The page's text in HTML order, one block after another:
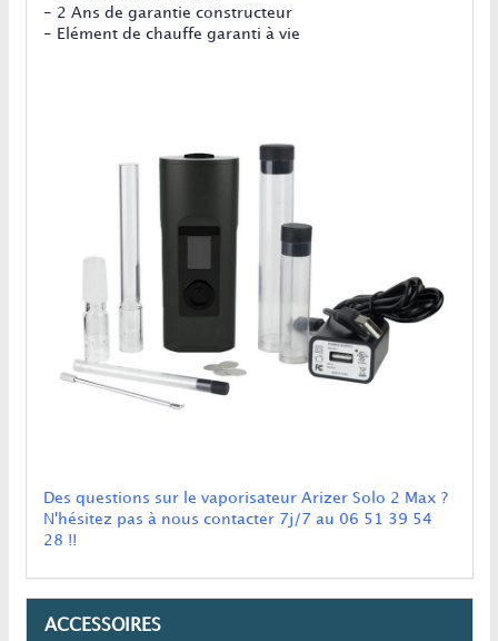
- 2 Ans de garantie constructeur
- Elément de chauffe garanti à vie
Des questions sur le vaporisateur Arizer Solo 2 Max ?
N'hésitez pas à nous contacter 7j/7 au 06 51 39 54
28 !!
ACCESSOIRES